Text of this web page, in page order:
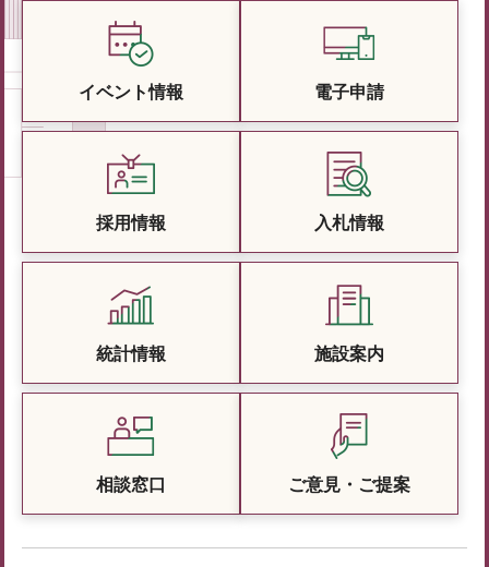
イベント情報 電子申請
採用情報 入札情報
統計情報 施設案内
相談窓口 ご意見・ご提案